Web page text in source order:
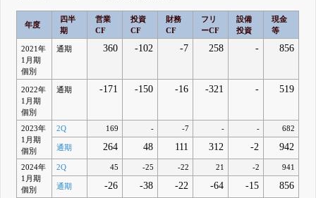
年度
四半
期
営業
CF
投資
CF
財務
CF
フリ
ーCF
設備
投資
現金
等
2021年
1月期
個別
通期 360 -102 -7 258 - 856
2022年
1月期
個別
通期 -171 -150 -16 -321 - 519
2023年
1月期
個別
2Q 169 - -7 - - 682
通期 264 48 111 312 -2 942
2024年
1月期
個別
2Q 45 -25 -22 21 -2 941
通期 -26 -38 -22 -64 -15 856